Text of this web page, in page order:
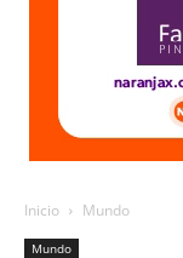
Inicio Mundo
Mundo